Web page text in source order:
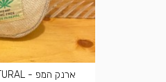
ארנק המפ - HIMALAYAN NATURAL